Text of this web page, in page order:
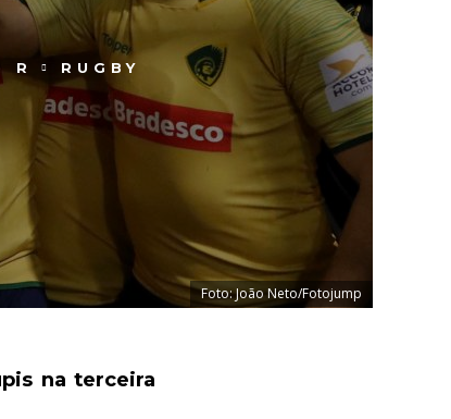
R RUGBY
Foto: João Neto/Fotojump
na terceira